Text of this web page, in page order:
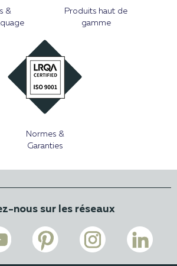
&
Produits haut de
gamme
Normes &
Garanties
nous sur les réseaux